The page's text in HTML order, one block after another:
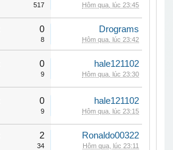
517 Hôm qua, lúc 23:45
0
8
Drograms
Hôm qua, lúc 23:42
0
9
hale121102
Hôm qua, lúc 23:30
0
9
hale121102
Hôm qua, lúc 23:15
2
34
Ronaldo00322
Hôm qua, lúc 23:11